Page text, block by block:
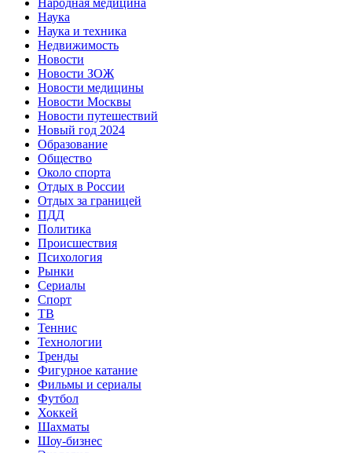
Наука
Наука и техника
Недвижимость
Новости
Новости ЗОЖ
Новости медицины
Новости Москвы
Новости путешествий
Новый год 2024
Образование
Общество
Около спорта
Отдых в России
Отдых за границей
ПДД
Политика
Происшествия
Психология
Рынки
Сериалы
Спорт
ТВ
Теннис
Технологии
Тренды
Фигурное катание
Фильмы и сериалы
Футбол
Хоккей
Шахматы
Шоу-бизнес